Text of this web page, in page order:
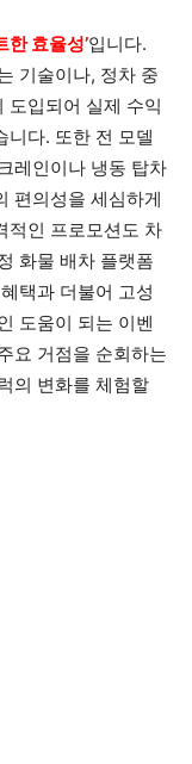
한 효율성’입니다.
기술이나, 정차 중
도입되어 실제 수익
니다. 또한 전 모델
레인이나 냉동 탑차
편의성을 세심하게
적인 프로모션도 차
화물 배차 플랫폼
택과 더불어 고성
도움이 되는 이벤
요 거점을 순회하는
의 변화를 체험할